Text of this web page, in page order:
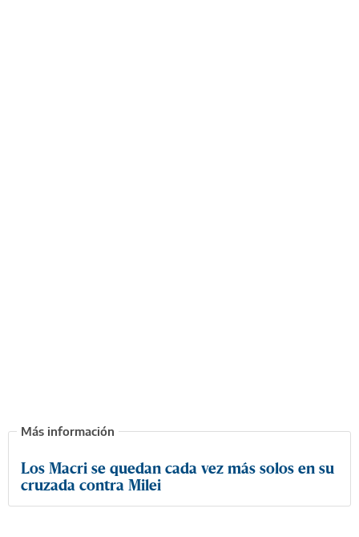
Los Macri se quedan cada vez más solos en su
cruzada contra Milei